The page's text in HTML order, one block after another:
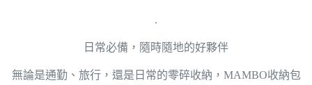
.
日常必備，隨時隨地的好夥伴
無論是通勤、旅行，還是日常的零碎收納，MAMBO收納包